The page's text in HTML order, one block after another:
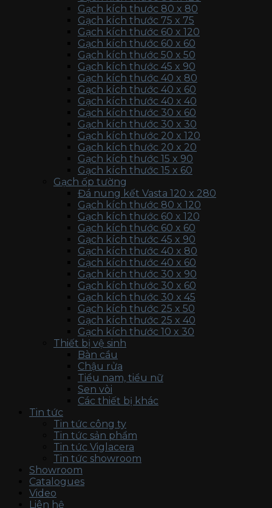
Gạch kích thước 80 x 80
Gạch kích thước 75 x 75
Gạch kích thước 60 x 120
Gạch kích thước 60 x 60
Gạch kích thước 50 x 50
Gạch kích thước 45 x 90
Gạch kích thước 40 x 80
Gạch kích thước 40 x 60
Gạch kích thước 40 x 40
Gạch kích thước 30 x 60
Gạch kích thước 30 x 30
Gạch kích thước 20 x 120
Gạch kích thước 20 x 20
Gạch kích thước 15 x 90
Gạch kích thước 15 x 60
Gạch ốp tường
Đá nung kết Vasta 120 x 280
Gạch kích thước 80 x 120
Gạch kích thước 60 x 120
Gạch kích thước 60 x 60
Gạch kích thước 45 x 90
Gạch kích thước 40 x 80
Gạch kích thước 40 x 60
Gạch kích thước 30 x 90
Gạch kích thước 30 x 60
Gạch kích thước 30 x 45
Gạch kích thước 25 x 50
Gạch kích thước 25 x 40
Gạch kích thước 10 x 30
Thiết bị vệ sinh
Bàn cầu
Chậu rửa
Tiểu nam, tiểu nữ
Sen vòi
Các thiết bị khác
Tin tức
Tin tức công ty
Tin tức sản phẩm
Tin tức Viglacera
Tin tức showroom
Showroom
Catalogues
Video
Liên hệ